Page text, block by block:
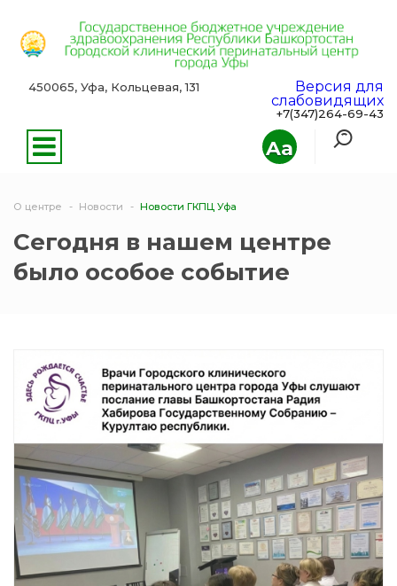
Aa
450065, Уфа, Кольцевая, 131
Версия для
слабовидящих
+7(347)264-69-43
О центре Новости Новости ГКПЦ Уфа
Сегодня в нашем центре
было особое событие